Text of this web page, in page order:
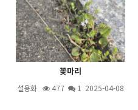
꽃마리
설용화 477 1 2025-04-08